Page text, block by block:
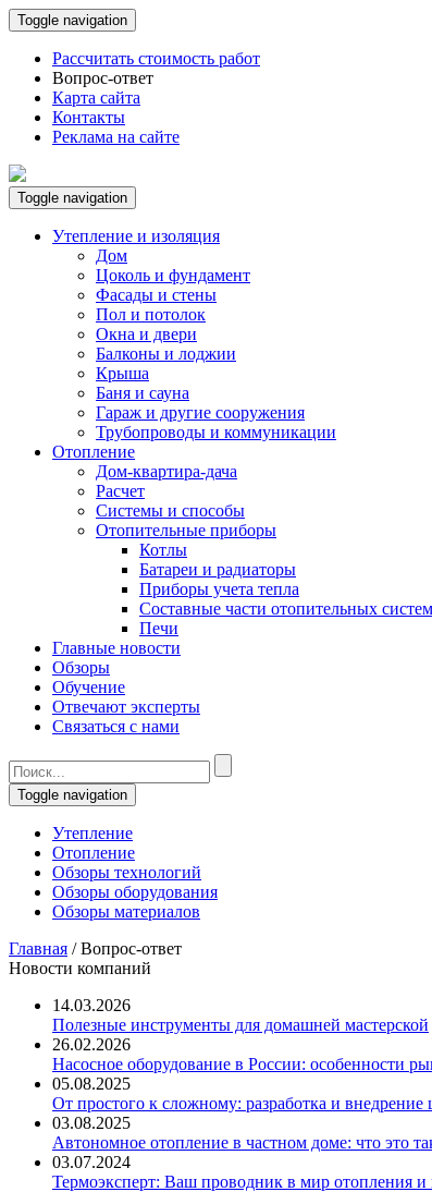
Toggle navigation
Рассчитать стоимость работ
Вопрос-ответ
Карта сайта
Контакты
Реклама на сайте
Toggle navigation
Утепление и изоляция
Дом
Цоколь и фундамент
Фасады и стены
Пол и потолок
Окна и двери
Балконы и лоджии
Крыша
Баня и сауна
Гараж и другие сооружения
Трубопроводы и коммуникации
Отопление
Дом-квартира-дача
Расчет
Системы и способы
Отопительные приборы
Котлы
Батареи и радиаторы
Приборы учета тепла
Составные части отопительных систем
Печи
Главные новости
Обзоры
Обучение
Отвечают эксперты
Связаться с нами
Toggle navigation
Утепление
Отопление
Обзоры технологий
Обзоры оборудования
Обзоры материалов
Главная /Вопрос-ответ
Новости компаний
14.03.2026
Полезные инструменты для домашней мастерской
26.02.2026
Насосное оборудование в России: особенности
05.08.2025
От простого к сложному: разработка и
03.08.2025
Автономное отопление в частном доме: что это
03.07.2024
Термоэксперт: Ваш проводник в мир отопления и